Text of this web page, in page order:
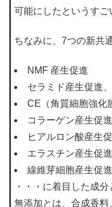
可能にしたというすご
ちなみに、7つの新共
NMF 産生促進
セラミド産生促進、
CE（角質細胞強化
コラーゲン産生促進
ヒアルロン酸産生
エラスチン産生促進
線維芽細胞産生促進
・・・に着目した成分
無添加とは、合成香